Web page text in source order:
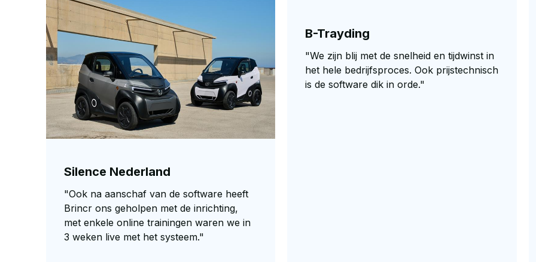
Silence Nederland
"Ook na aanschaf van de software heeft
Brincr ons geholpen met de inrichting,
met enkele online trainingen waren we in
3 weken live met het systeem."
B-Trayding
"We zijn blij met de snelheid en tijdwinst in
het hele bedrijfsproces. Ook prijstechnisch
is de software dik in orde."